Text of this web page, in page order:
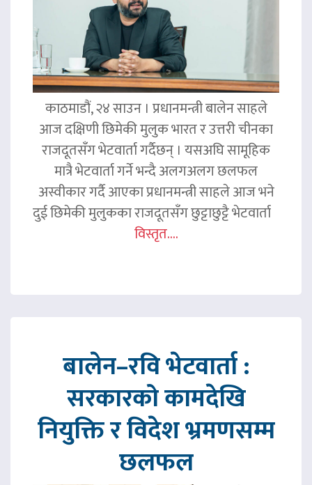
काठमाडौं, २४ साउन । प्रधानमन्त्री बालेन साहले
आज दक्षिणी छिमेकी मुलुक भारत र उत्तरी चीनका
राजदूतसँग भेटवार्ता गर्दैछन् । यसअघि सामूहिक
मात्रै भेटवार्ता गर्ने भन्दै अलगअलग छलफल
अस्वीकार गर्दै आएका प्रधानमन्त्री साहले आज भने
दुई छिमेकी मुलुकका राजदूतसँग छुट्टाछुट्टै भेटवार्ता
विस्तृत....
बालेन–रवि भेटवार्ता :
सरकारको कामदेखि
नियुक्ति र विदेश भ्रमणसम्म
छलफल